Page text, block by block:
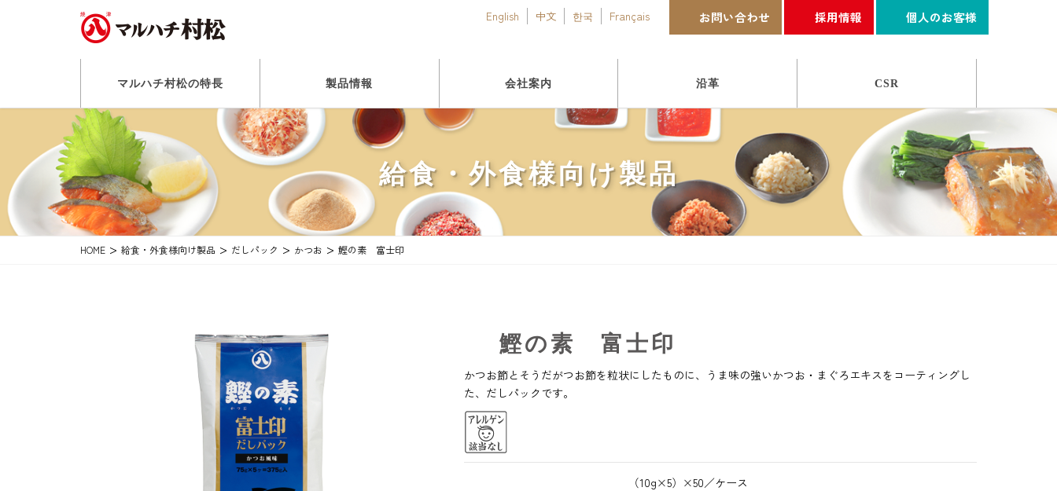
お問い合わせ 採用情報 個人のお客様
English 中文 한국 Français
マルハチ村松の特長 製品情報 会社案内 沿革 CSR
給食・外食様向け製品
HOME 給食・外食様向け製品 だしパック かつお 鰹の素 富士印
鰹の素 富士印
かつお節とそうだがつお節を粒状にしたものに、うま味の強いかつお・まぐろエキスをコーティングし
た、だしパックです。
（10g×5）×50／ケース